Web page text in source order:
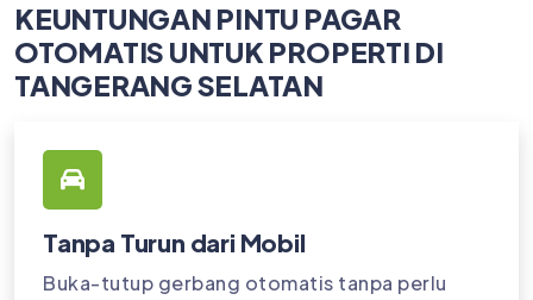
KEUNTUNGAN PINTU PAGAR
OTOMATIS UNTUK PROPERTI DI
TANGERANG SELATAN
Tanpa Turun dari Mobil
Buka-tutup gerbang otomatis tanpa perlu